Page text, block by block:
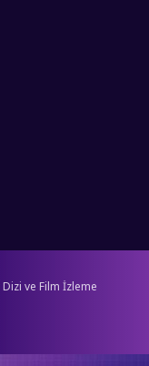
ve Film İzleme